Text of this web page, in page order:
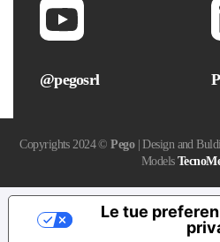
@pegosrl
Copyrights 2024 ©Pego| Design and
Models
Le tue